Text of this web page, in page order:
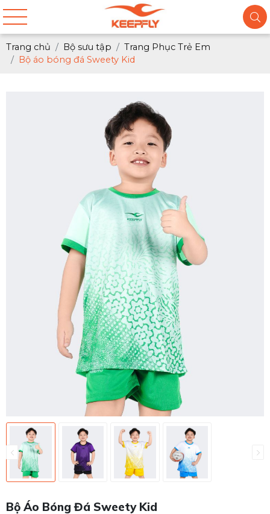
Trang chủ Bộ sưu tập
Trang Phục Trẻ Em
Bộ áo bóng đá Sweety Kid
Bộ Áo Bóng Đá Sweety Kid